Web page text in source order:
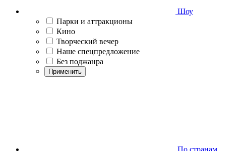
Шоу
Парки и аттракционы
Кино
Творческий вечер
Наше спецпредложение
Без поджанра
Применить
По странам